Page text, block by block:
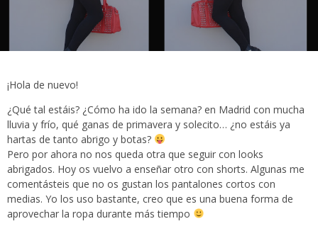
¡Hola de nuevo!
¿Qué tal estáis? ¿Cómo ha ido la semana? en Madrid con mucha
lluvia y frío, qué ganas de primavera y solecito… ¿no estáis ya
hartas de tanto abrigo y botas?
Pero por ahora no nos queda otra que seguir con looks
abrigados. Hoy os vuelvo a enseñar otro con shorts. Algunas me
comentásteis que no os gustan los pantalones cortos con
medias. Yo los uso bastante, creo que es una buena forma de
aprovechar la ropa durante más tiempo